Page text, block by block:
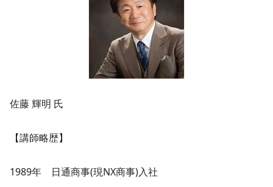
佐藤 輝明 氏
【講師略歴】
1989年 日通商事(現NX商事)入社